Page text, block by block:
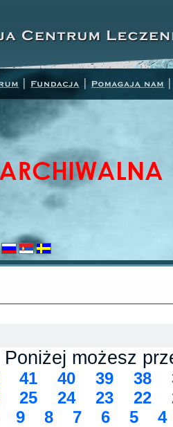
Poniżej możesz
41 40 39 38
25 24 23 22
9 8 7 6 5 4